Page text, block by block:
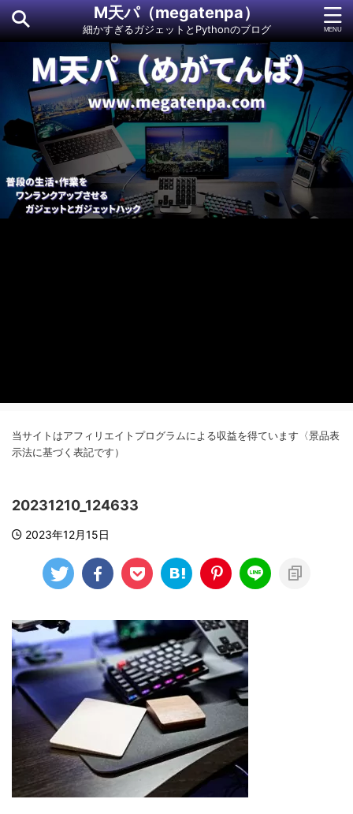
M天パ（megatenpa）
細かすぎるガジェットとPythonのブログ
当サイトはアフィリエイトプログラムによる収益を得ています〈景品表
示法に基づく表記です）
20231210_124633
2023年12月15日